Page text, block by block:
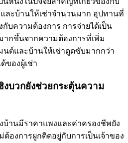
ละบ้านให้เช่าจำนวนมาก อุปทานที่
บความต้องการ การจ่ายได้เป็น
กขึ้นจากความต้องการที่เพิ่ม
ต์และบ้านให้เช่าดูดซับมากกว่า
ของผู้เช่า
งบวกยังช่วยกระตุ้นความ
บ้านมีราคาแพงและค่าครองชีพยัง
องการผูกติดอยู่กับการเป็นเจ้าของ